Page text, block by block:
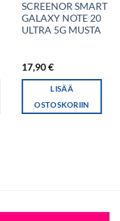
SCREENOR SMART
GALAXY NOTE 20
ULTRA 5G MUSTA
17,90€
LISÄÄ
OSTOSKORIIN